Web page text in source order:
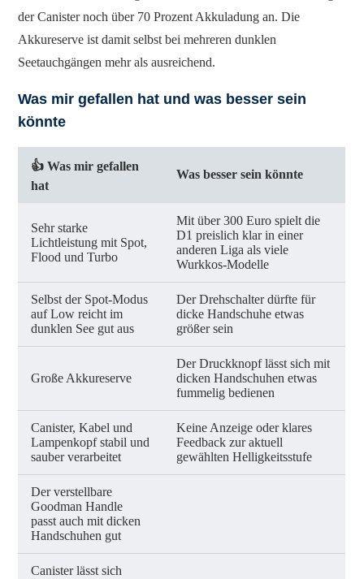
der Canister noch über 70 Prozent Akkuladung an. Die
Akkureserve ist damit selbst bei mehreren dunklen
Seetauchgängen mehr als ausreichend.
Was mir gefallen hat und was besser sein
könnte
👍 Was mir gefallen
hat
Was besser sein könnte
Sehr starke
Lichtleistung mit Spot,
Flood und Turbo
Mit über 300 Euro spielt die
D1 preislich klar in einer
anderen Liga als viele
Wurkkos-Modelle
Selbst der Spot-Modus
auf Low reicht im
dunklen See gut aus
Der Drehschalter dürfte für
dicke Handschuhe etwas
größer sein
Große Akkureserve
Der Druckknopf lässt sich mit
dicken Handschuhen etwas
fummelig bedienen
Canister, Kabel und
Lampenkopf stabil und
sauber verarbeitet
Keine Anzeige oder klares
Feedback zur aktuell
gewählten Helligkeitsstufe
Der verstellbare
Goodman Handle
passt auch mit dicken
Handschuhen gut
Canister lässt sich